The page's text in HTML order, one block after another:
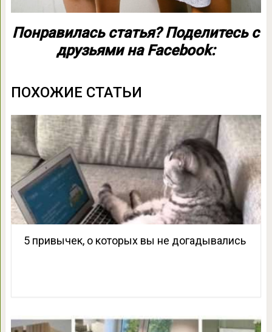
Понравилась статья? Поделитесь с
друзьями на Facebook:
ПОХОЖИЕ СТАТЬИ
5 привычек, о которых вы не догадывались